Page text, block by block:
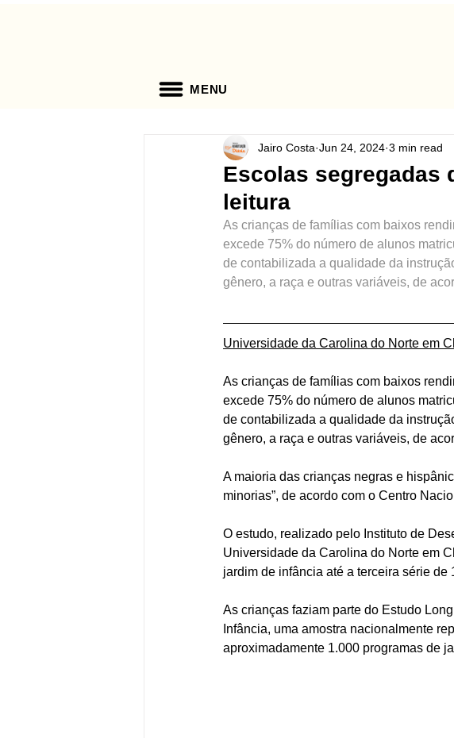
MENU
Escolas segregadas
leitura
Jairo Costa Jun 24, 2024 3 min read
As crianças de famílias com baixos
excede 75% do número de alunos
de contabilizada a qualidade da
gênero, a raça e outras variáveis, de
Universidade da Carolina do Norte em
As crianças de famílias com baixos
excede 75% do número de alunos
de contabilizada a qualidade da
gênero, a raça e outras variáveis, de
A maioria das crianças negras e
minorias”, de acordo com o Centro
O estudo, realizado pelo Instituto de
Universidade da Carolina do Norte em
jardim de infância até a terceira série
As crianças faziam parte do Estudo
Infância, uma amostra nacionalmente
aproximadamente 1.000 programas de